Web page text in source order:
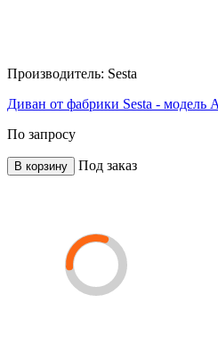
Производитель: Sesta
Диван от фабрики Sesta - модель
По запросу
В корзину Под заказ